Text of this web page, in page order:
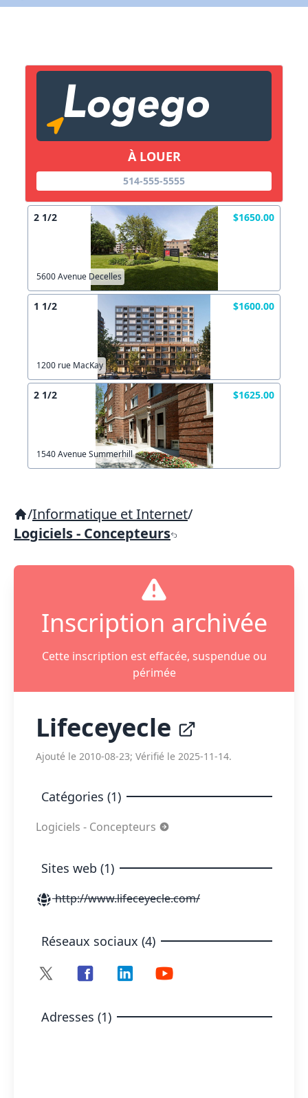
À LOUER
514-555-5555
2 1/2 $1650.00
5600 Avenue Decelles
1 1/2 $1600.00
1200 rue MacKay
2 1/2 $1625.00
1540 Avenue Summerhill
/Informatique et Internet/
Logiciels - Concepteurs
Inscription archivée
Cette inscription est effacée, suspendue ou
périmée
Lifeceyecle
Ajouté le 2010-08-23; Vérifié le 2025-11-14.
Catégories (1)
Logiciels - Concepteurs
Sites web (1)
http://www.lifeceyecle.com/
Réseaux sociaux (4)
Adresses (1)
Lien vers inscription (sera inclus dans courriel)
Copier lien
X Fermer